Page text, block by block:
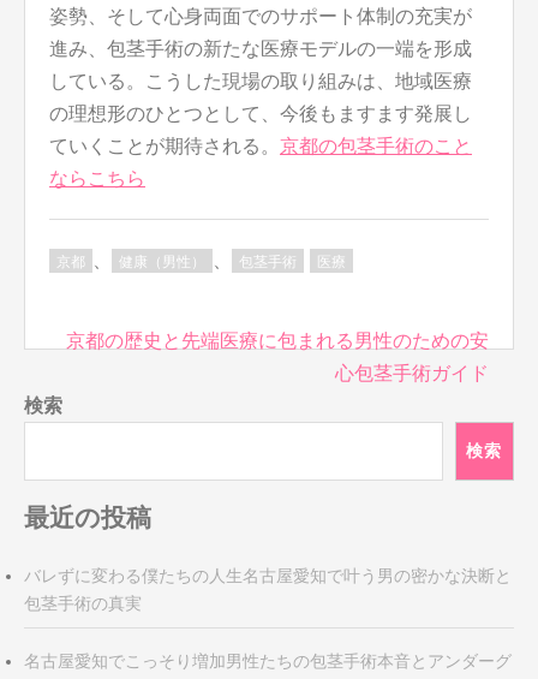
姿勢、そして心身両面でのサポート体制の充実が
進み、包茎手術の新たな医療モデルの一端を形成
している。こうした現場の取り組みは、地域医療
の理想形のひとつとして、今後もますます発展し
ていくことが期待される。 京都の包茎手術のこと
ならこちら
京都 健康（男性） 包茎手術 医療
投
ナ
ビ
ー
シ
ン
京都の歴史と先端医療に包まれる男性のための安
心包茎手術ガイド
検索
検索
最近の投稿
バレずに変わる僕たちの人生名古屋愛知で叶う男の密かな決断と
包茎手術の真実
名古屋愛知でこっそり増加男性たちの包茎手術本音とアンダーグ